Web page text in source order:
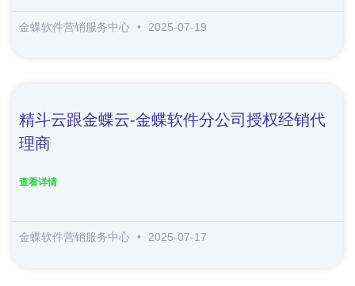
金蝶软件营销服务中心 2025-07-19
精斗云跟金蝶云-金蝶软件分公司授权经销代
理商
查看详情
金蝶软件营销服务中心 2025-07-17